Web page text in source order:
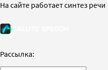
На сайте работает синтез речи
Рассылка: